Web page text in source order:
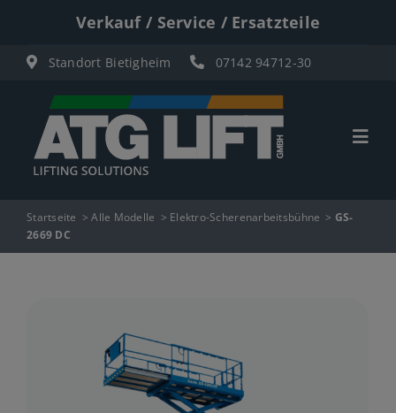
springen
Verkauf / Service / Ersatzteile
Standort Bietigheim 07142 94712-30
Übersicht
Personenlifte
Elektro Scherenbühnen
Startseite Alle Modelle Elektro-Scherenarbeitsbühne
GS-
2669 DC